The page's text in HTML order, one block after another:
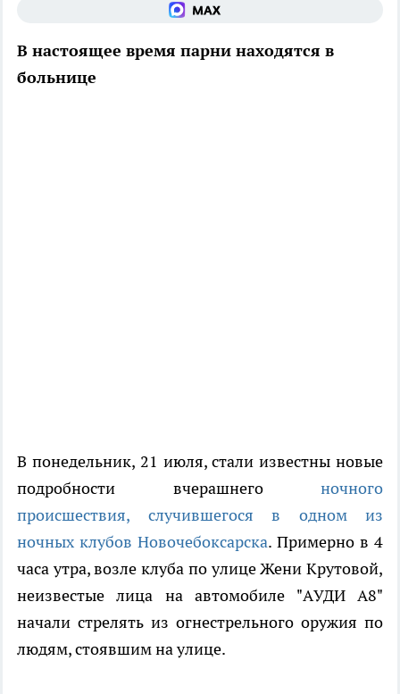
В настоящее время парни находятся в
больнице
В понедельник, 21 июля, стали известны новые
подробности вчерашнего ночного
происшествия, случившегося в одном из
ночных клубов Новочебоксарска. Примерно в 4
часа утра, возле клуба по улице Жени Крутовой,
неизвестые лица на автомобиле "AУДИ А8"
начали стрелять из огнестрельного оружия по
людям, стоявшим на улице.